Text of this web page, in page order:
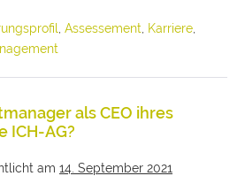
Assessement Karriere
als CEO ihres
ICH-AG?
am 14. September 2021